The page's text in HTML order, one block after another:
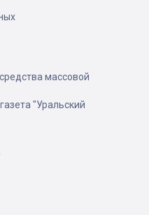
массовой
"Уральский